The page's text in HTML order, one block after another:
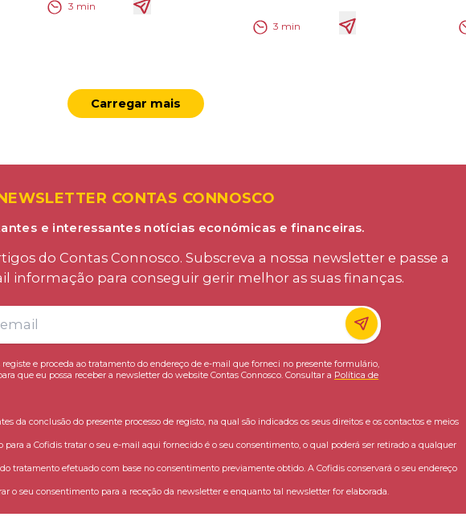
3 min
3 min
Carregar mais
CONTAS CONNOSCO
e interessantes notícias económicas e financeiras.
do Contas Connosco. Subscreva a nossa newsletter e passe a
informação para conseguir gerir melhor as suas finanças.
e proceda ao tratamento do endereço de e-mail que forneci no presente formulário,
que eu possa receber a newsletter do website Contas Connosco. Consultar a Política de
da conclusão do presente processo de registo, na qual são indicados os seus direitos e os contactos e meios
para a Cofidis tratar o seu e-mail aqui fornecido é o seu consentimento, o qual poderá ser retirado a qualquer
tratamento efetuado com base no consentimento previamente obtido. A Cofidis conservará o seu endereço
o seu consentimento para a receção da newsletter e enquanto tal newsletter for elaborada.